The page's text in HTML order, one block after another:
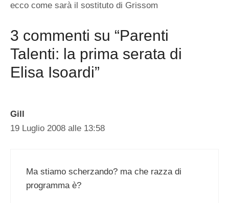
ecco come sarà il sostituto di Grissom
3 commenti su “Parenti
Talenti: la prima serata di
Elisa Isoardi”
Gill
19 Luglio 2008 alle 13:58
Ma stiamo scherzando? ma che razza di
programma è?